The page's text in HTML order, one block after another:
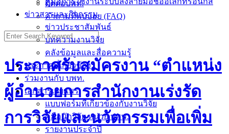
ข่าวสารและกิจกรรม
ข่าวประชาสัมพันธ์
บทความงานวิจัย
คลังข้อมูลและสื่อความรู้
ประกาศที่เกี่ยวข้อง
ร่วมงานกับ บพท.
เอกสารเผยแพร่
แบบฟอร์มที่เกี่ยวข้องกับงานวิจัย
คู่มือนักวิจัย หน่วย บพท.
รายงานประจำปี
ติดต่อบพท.
คำถามที่พบบ่อย (FAQ)
Search
for:
ประกาศรับสมัครงาน “ตำแหน่ง
ผู้อำนวยการสำนักงานเร่งรัด
การวิจัยและนวัตกรรมเพื่อเพิ่ม